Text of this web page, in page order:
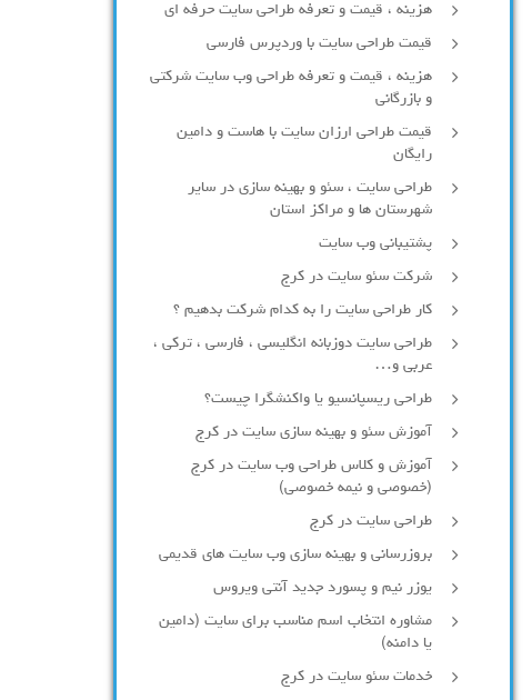
هزینه ، قیمت و تعرفه طراحی سایت حرفه ای
قیمت طراحی سایت با وردپرس فارسی
هزینه ، قیمت و تعرفه طراحی وب سایت شرکتی
و بازرگانی
قیمت طراحی ارزان سایت با هاست و دامین
رایگان
طراحی سایت ، سئو و بهینه سازی در سایر
شهرستان ها و مراکز استان
پشتیبانی وب سایت
شرکت سئو سایت در کرج
کار طراحی سایت را به کدام شرکت بدهیم ؟
طراحی سایت دوزبانه انگلیسی ، فارسی ، ترکی ،
عربی و…
طراحی ریسپانسیو یا واکنشگرا چیست؟
آموزش سئو و بهینه سازی سایت در کرج
آموزش و کلاس طراحی وب سایت در کرج
(خصوصی و نیمه خصوصی)
طراحی سایت در کرج
بروزرسانی و بهینه سازی وب سایت های قدیمی
یوزر نیم و پسورد جدید آنتی ویروس
مشاوره انتخاب اسم مناسب برای سایت (دامین
یا دامنه)
خدمات سئو سایت در کرج